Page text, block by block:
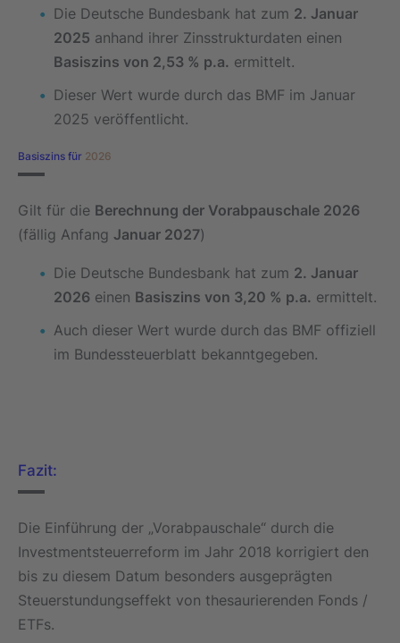
Die Deutsche Bundesbank hat zum 2. Januar
2025 anhand ihrer Zinsstrukturdaten einen
Basiszins von 2,53 % p.a. ermittelt.
Dieser Wert wurde durch das BMF im Januar
2025 veröffentlicht.
Basiszins für 2026
Gilt für die Berechnung der Vorabpauschale 2026
(fällig Anfang Januar 2027)
Die Deutsche Bundesbank hat zum 2. Januar
2026 einen Basiszins von 3,20 % p.a. ermittelt.
Auch dieser Wert wurde durch das BMF offiziell
im Bundessteuerblatt bekanntgegeben.
Fazit:
Die Einführung der „Vorabpauschale“ durch die
Investmentsteuerreform im Jahr 2018 korrigiert den
bis zu diesem Datum besonders ausgeprägten
Steuerstundungseffekt von thesaurierenden Fonds /
ETFs.